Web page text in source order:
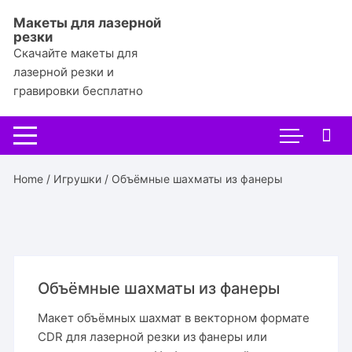
содержимому
Макеты для лазерной
резки
Скачайте макеты для
лазерной резки и
гравировки бесплатно
Home / Игрушки / Объёмные шахматы из фанеры
Объёмные шахматы из фанеры
Макет объёмных шахмат в векторном формате
CDR для лазерной резки из фанеры или